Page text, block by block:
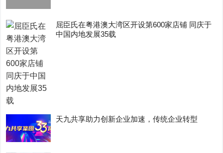
屈臣氏在粤港澳大湾区开设第600家店铺 同庆于
中国内地发展35载
天九共享助力创新企业加速，传统企业转型